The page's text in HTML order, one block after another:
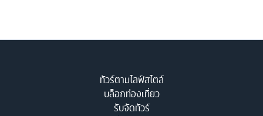
ทัวร์ตามไลฟ์สไตล์
บล็อกท่องเที่ยว
รับจัดทัวร์